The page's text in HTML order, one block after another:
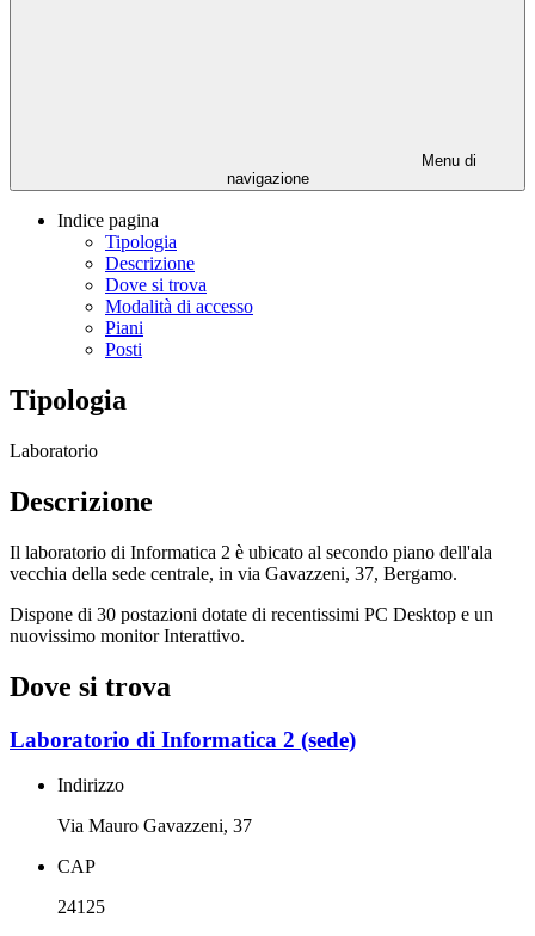
Menu di
navigazione
Indice pagina
Tipologia
Descrizione
Dove si trova
Modalità di accesso
Piani
Posti
Tipologia
Laboratorio
Descrizione
Il laboratorio di Informatica 2 è ubicato al secondo piano dell'ala
vecchia della sede centrale, in via Gavazzeni, 37, Bergamo.
Dispone di 30 postazioni dotate di recentissimi PC Desktop e un
nuovissimo monitor Interattivo.
Dove si trova
Laboratorio di Informatica 2 (sede)
Indirizzo
Via Mauro Gavazzeni, 37
CAP
24125